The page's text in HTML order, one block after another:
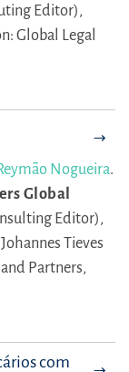
Editor),
Global Legal
Nogueira.
Global
Editor),
Johannes Tieves
Partners,
com